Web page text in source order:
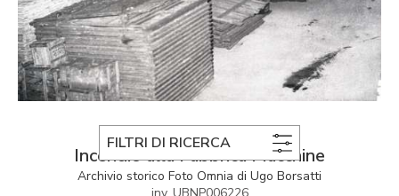
FILTRI DI RICERCA
FOTO OMNIA DI UGO BORSATTI
Incendio alla Fabbrica Macchine
Archivio storico Foto Omnia di Ugo Borsatti
inv. UBNP006226